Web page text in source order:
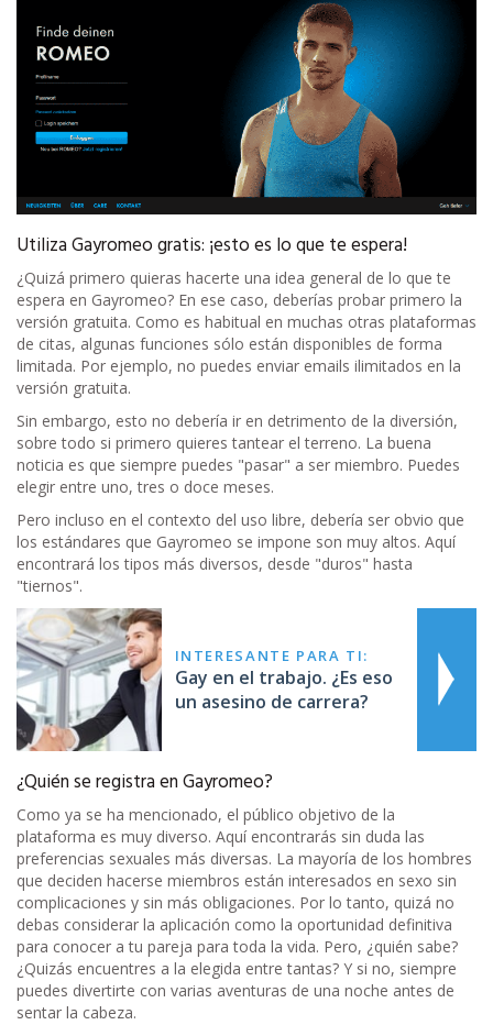
Utiliza Gayromeo gratis: ¡esto es lo que te espera!
¿Quizá primero quieras hacerte una idea general de lo que te
espera en Gayromeo? En ese caso, deberías probar primero la
versión gratuita. Como es habitual en muchas otras plataformas
de citas, algunas funciones sólo están disponibles de forma
limitada. Por ejemplo, no puedes enviar emails ilimitados en la
versión gratuita.
Sin embargo, esto no debería ir en detrimento de la diversión,
sobre todo si primero quieres tantear el terreno. La buena
noticia es que siempre puedes "pasar" a ser miembro. Puedes
elegir entre uno, tres o doce meses.
Pero incluso en el contexto del uso libre, debería ser obvio que
los estándares que Gayromeo se impone son muy altos. Aquí
encontrará los tipos más diversos, desde "duros" hasta
"tiernos".
INTERESANTE PARA TI:
Gay en el trabajo. ¿Es eso
un asesino de carrera?
¿Quién se registra en Gayromeo?
Como ya se ha mencionado, el público objetivo de la
plataforma es muy diverso. Aquí encontrarás sin duda las
preferencias sexuales más diversas. La mayoría de los hombres
que deciden hacerse miembros están interesados en sexo sin
complicaciones y sin más obligaciones. Por lo tanto, quizá no
debas considerar la aplicación como la oportunidad definitiva
para conocer a tu pareja para toda la vida. Pero, ¿quién sabe?
¿Quizás encuentres a la elegida entre tantas? Y si no, siempre
puedes divertirte con varias aventuras de una noche antes de
sentar la cabeza.